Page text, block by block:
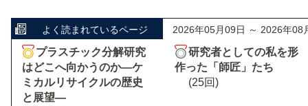
よく読まれているページ 2026年05月09日 ～ 2026年08
プラスチック分解研究
はどこへ向かうのか―ケ
ミカルリサイクルの歴史
と展望―
研究者としての私を形
作った「師匠」たち
(25回)